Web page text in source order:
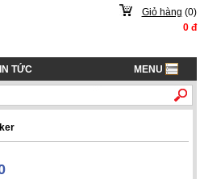
Giỏ hàng (0)
0đ
TỨC MENU